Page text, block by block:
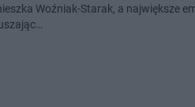
Woźniak-Starak, a największe